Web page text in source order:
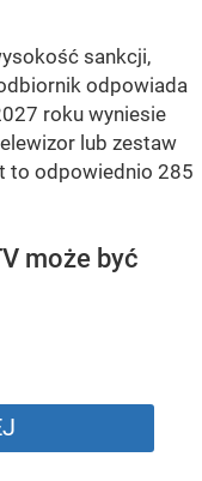
sankcji,
odpowiada
roku wyniesie
lub zestaw
to odpowiednio 285
może być